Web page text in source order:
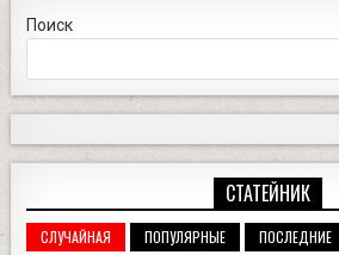
Поиск
СТАТЕЙНИК
СЛУЧАЙНАЯ ПОПУЛЯРНЫЕ ПОСЛЕДНИЕ